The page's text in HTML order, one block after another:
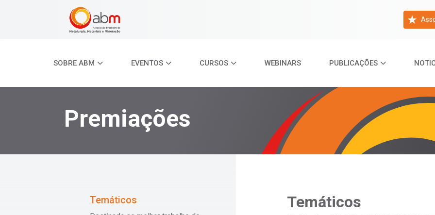
SOBRE ABM EVENTOS CURSOS WEBINARS PUBLICAÇÕES
Premiações
Temáticos Temáticos